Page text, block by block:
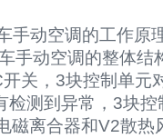
手动空调的工作原
手动空调的整体结
关，3块控制单元
检测到异常，3块
磁离合器和V2散热